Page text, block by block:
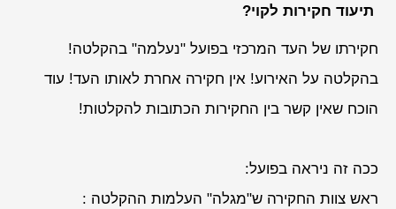
תיעוד חקירות לקוי?
חקירתו של העד המרכזי בפועל "נעלמה" בהקלטה!
בהקלטה על האירוע! אין חקירה אחרת לאותו העד! עוד
הוכח שאין קשר בין החקירות הכתובות להקלטות!
ככה זה ניראה בפועל:
ראש צוות החקירה ש"מגלה" העלמות ההקלטה :